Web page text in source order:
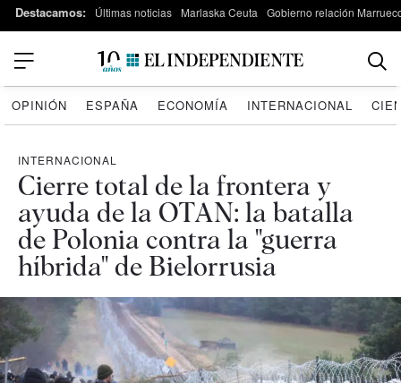
Destacamos: Últimas noticias Marlaska Ceuta Gobierno relación
OPINIÓN ESPAÑA ECONOMÍA INTERNACIONAL
INTERNACIONAL
Cierre total de la frontera y
ayuda de la OTAN: la batalla
de Polonia contra la "guerra
híbrida" de Bielorrusia